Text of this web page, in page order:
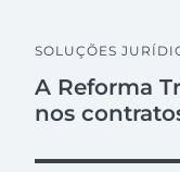
SOLUÇÕES
A Reforma
nos